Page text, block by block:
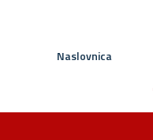
Naslovnica